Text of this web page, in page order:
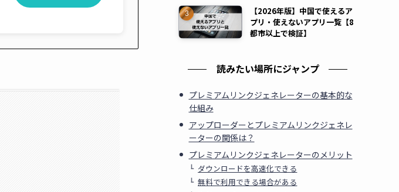
【2026年版】中国で使えるア
プリ・使えないアプリ一覧【8
都市以上で検証】
読みたい場所にジャンプ
プレミアムリンクジェネレーターの基本的な
仕組み
アップローダーとプレミアムリンクジェネレ
ーターの関係は？
プレミアムリンクジェネレーターのメリット
ダウンロードを高速化できる
無料で利用できる場合がある